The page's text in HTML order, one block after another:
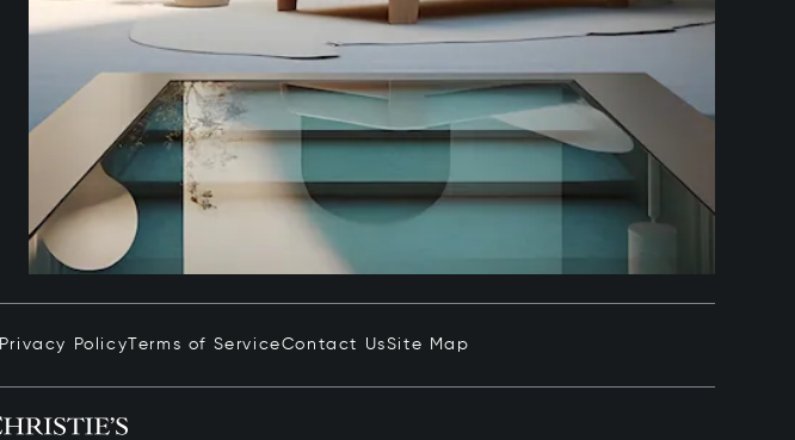
Privacy Policy Terms of ServiceContact UsSite Map